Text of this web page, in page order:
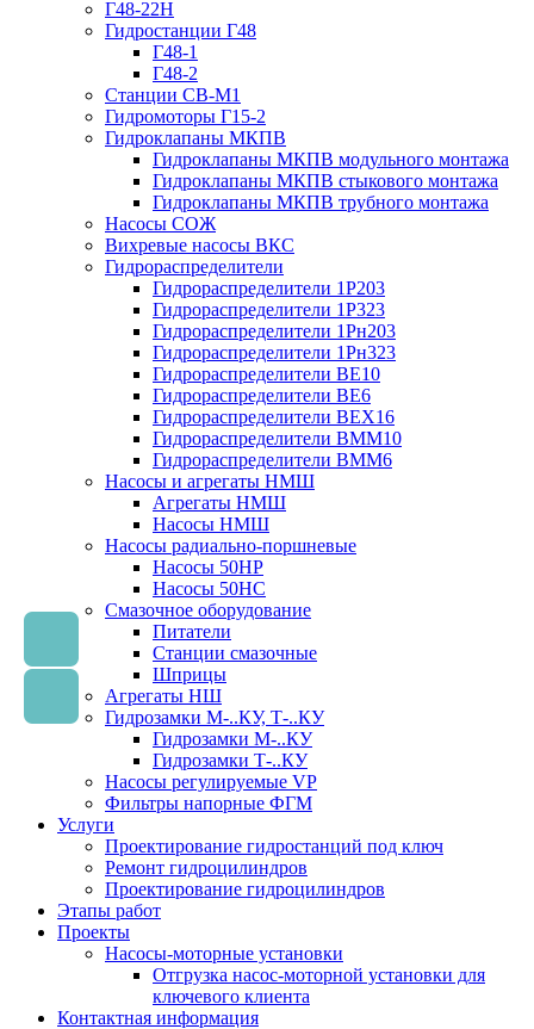
Г48-22Н
Гидростанции Г48
Г48-1
Г48-2
Станции СВ-М1
Гидромоторы Г15-2
Гидроклапаны МКПВ
Гидроклапаны МКПВ модульного монтажа
Гидроклапаны МКПВ стыкового монтажа
Гидроклапаны МКПВ трубного монтажа
Насосы СОЖ
Вихревые насосы ВКС
Гидрораспределители
Гидрораспределители 1Р203
Гидрораспределители 1Р323
Гидрораспределители 1Рн203
Гидрораспределители 1Рн323
Гидрораспределители ВЕ10
Гидрораспределители ВЕ6
Гидрораспределители ВЕХ16
Гидрораспределители ВММ10
Гидрораспределители ВММ6
Насосы и агрегаты НМШ
Агрегаты НМШ
Насосы НМШ
Насосы радиально-поршневые
Насосы 50НР
Насосы 50НС
Смазочное оборудование
Питатели
Станции смазочные
Шприцы
Агрегаты НШ
Гидрозамки М-..КУ, Т-..КУ
Гидрозамки М-..КУ
Гидрозамки Т-..КУ
Насосы регулируемые VP
Фильтры напорные ФГМ
Услуги
Проектирование гидростанций под ключ
Ремонт гидроцилиндров
Проектирование гидроцилиндров
Этапы работ
Проекты
Насосы-моторные установки
Отгрузка насос-моторной установки для
ключевого клиента
Контактная информация